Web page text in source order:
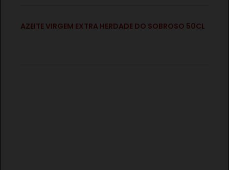
AZEITE VIRGEM EXTRA HERDADE DO SOBROSO 50CL